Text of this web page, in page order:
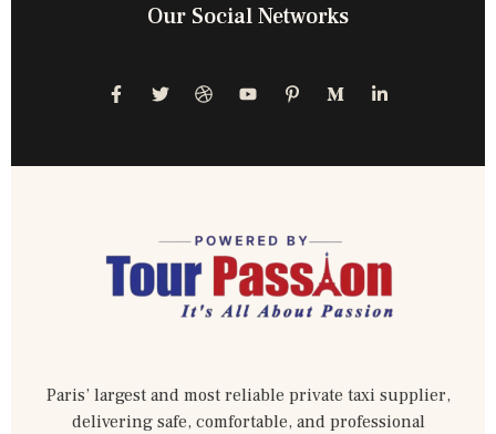
Our Social Networks
Paris’ largest and most reliable private taxi supplier,
delivering safe, comfortable, and professional